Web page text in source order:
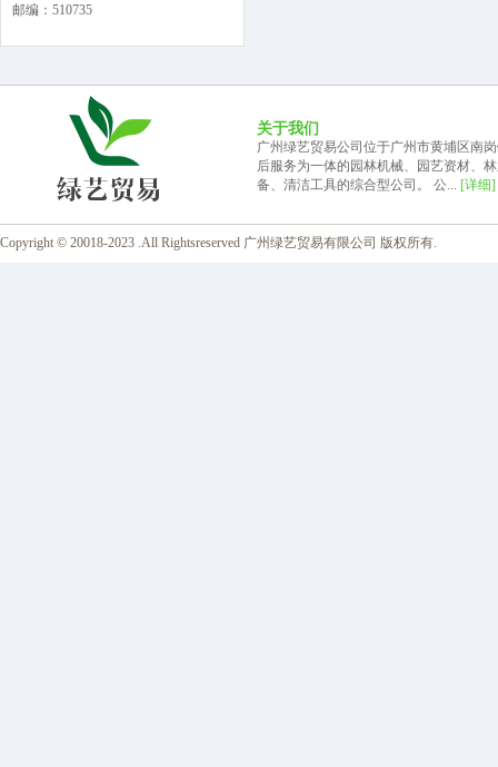
邮编：510735
关于我们
广州绿艺贸易公司位于广州市黄埔区南
后服务为一体的园林机械、园艺资材、
备、清洁工具的综合型公司。 公... [详细]
Copyright © 20018-2023 .All Rightsreserved 广州绿艺贸易有限公司 版权所有.